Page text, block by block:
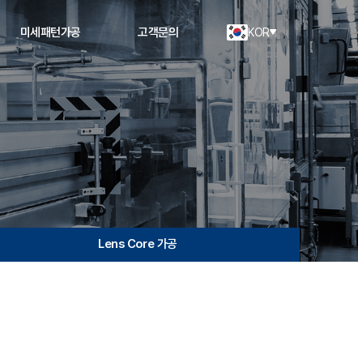
미세패턴가공 고객문의 KOR
Lens Core 가공